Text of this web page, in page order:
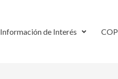
Información de Interés COP